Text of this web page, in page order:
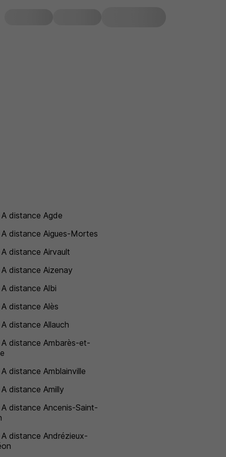
A distance Agde
A distance Aigues-Mortes
A distance Airvault
A distance Aizenay
A distance Albi
A distance Alès
A distance Allauch
A distance Ambarès-et-
A distance Amblainville
distance Amilly
A distance Ancenis-Saint-
A distance Andrézieux-